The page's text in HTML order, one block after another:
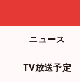
ニュース
TV放送予定